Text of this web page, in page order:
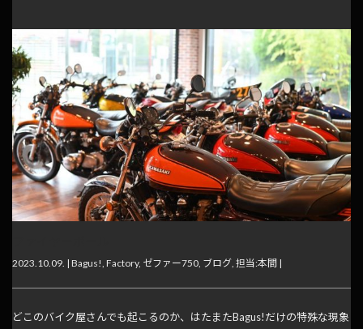
2023.10.09. | Bagus! Factory, ゼファー750 ブログ 担当:本間 |
どこのバイク屋さんでも起こるのか、はたまたBagus!だけの特殊な現象